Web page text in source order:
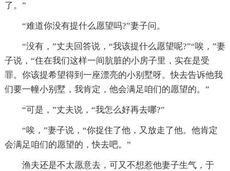
了。”
“难道你没有提什么愿望吗?”妻子问。
“没有，”丈夫回答说，“我该提什么愿望呢?”“唉，”妻
子说，“住在我们这样一间肮脏的小房子里，实在是受
罪。你该提希望得到一座漂亮的小别墅呀。快去告诉他我
们要一幢小别墅，我肯定，他会满足咱们的愿望的。”
“可是，”丈夫说，“我怎么好再去哪?”
“唉，”妻子说，“你捉住了他，又放走了他。他肯定
会满足咱们的愿望的，快去吧。”
渔夫还是不太愿意去，可又不想惹他妻子生气，于